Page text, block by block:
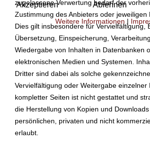
zugelassene Verwertung bedarf der
Zustimmung des Anbieters oder jeweiligen
Dies gilt insbesondere für Vervielfältigung,
Übersetzung, Einspeicherung,
Wiedergabe von Inhalten in Datenbanken
elektronischen Medien und Systemen.
Dritter sind dabei als solche
Vervielfältigung oder Weitergabe einzelner
kompletter Seiten ist nicht gestattet und
die Herstellung von Kopien und
persönlichen, privaten und nicht
erlaubt.
Akzeptieren Ablehnen
Weitere Informationen |